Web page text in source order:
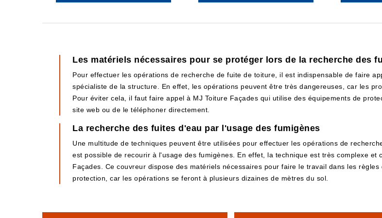
Les matériels nécessaires pour se protéger lors de la recherche des
Pour effectuer les opérations de recherche de fuite de toiture, il est indispensable de faire
spécialiste de la structure. En effet, les opérations peuvent être très dangereuses, car les
Pour éviter cela, il faut faire appel à MJ Toiture Façades qui utilise des équipements de
site web ou de le téléphoner directement.
La recherche des fuites d'eau par l'usage des fumigènes
Une multitude de techniques peuvent être utilisées pour effectuer les opérations de
est possible de recourir à l'usage des fumigènes. En effet, la technique est très complexe
Façades. Ce couvreur dispose des matériels nécessaires pour faire le travail dans les
protection, car les opérations se feront à plusieurs dizaines de mètres du sol.